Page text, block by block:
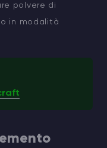
polvere di
in modalità